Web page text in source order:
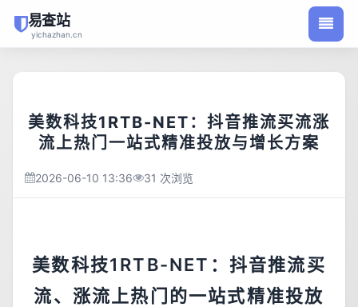
易查站
yichazhan.cn
首页 / 文章中心
美数科技1RTB-NET：抖音推流买流涨
流上热门一站式精准投放与增长方案
2026-06-10 13:36 31 次浏览
美数科技1RTB-NET：抖音推流买
流、涨流上热门的一站式精准投放